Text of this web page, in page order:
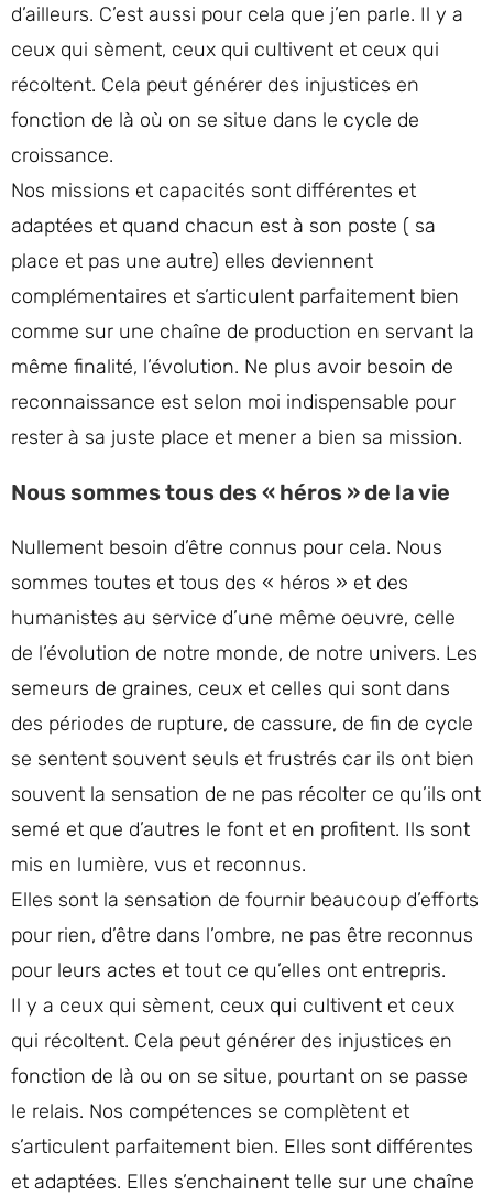
d’ailleurs. C’est aussi pour cela que j’en parle. Il y a
ceux qui sèment, ceux qui cultivent et ceux qui
récoltent. Cela peut générer des injustices en
fonction de là où on se situe dans le cycle de
croissance.
Nos missions et capacités sont différentes et
adaptées et quand chacun est à son poste ( sa
place et pas une autre) elles deviennent
complémentaires et s’articulent parfaitement bien
comme sur une chaîne de production en servant la
même finalité, l’évolution. Ne plus avoir besoin de
reconnaissance est selon moi indispensable pour
rester à sa juste place et mener a bien sa mission.
Nous sommes tous des « héros » de la vie
Nullement besoin d’être connus pour cela. Nous
sommes toutes et tous des « héros » et des
humanistes au service d’une même oeuvre, celle
de l’évolution de notre monde, de notre univers. Les
semeurs de graines, ceux et celles qui sont dans
des périodes de rupture, de cassure, de fin de cycle
se sentent souvent seuls et frustrés car ils ont bien
souvent la sensation de ne pas récolter ce qu’ils ont
semé et que d’autres le font et en profitent. Ils sont
mis en lumière, vus et reconnus.
Elles sont la sensation de fournir beaucoup d’efforts
pour rien, d’être dans l’ombre, ne pas être reconnus
pour leurs actes et tout ce qu’elles ont entrepris.
Il y a ceux qui sèment, ceux qui cultivent et ceux
qui récoltent. Cela peut générer des injustices en
fonction de là ou on se situe, pourtant on se passe
le relais. Nos compétences se complètent et
s’articulent parfaitement bien. Elles sont différentes
et adaptées. Elles s’enchainent telle sur une chaîne